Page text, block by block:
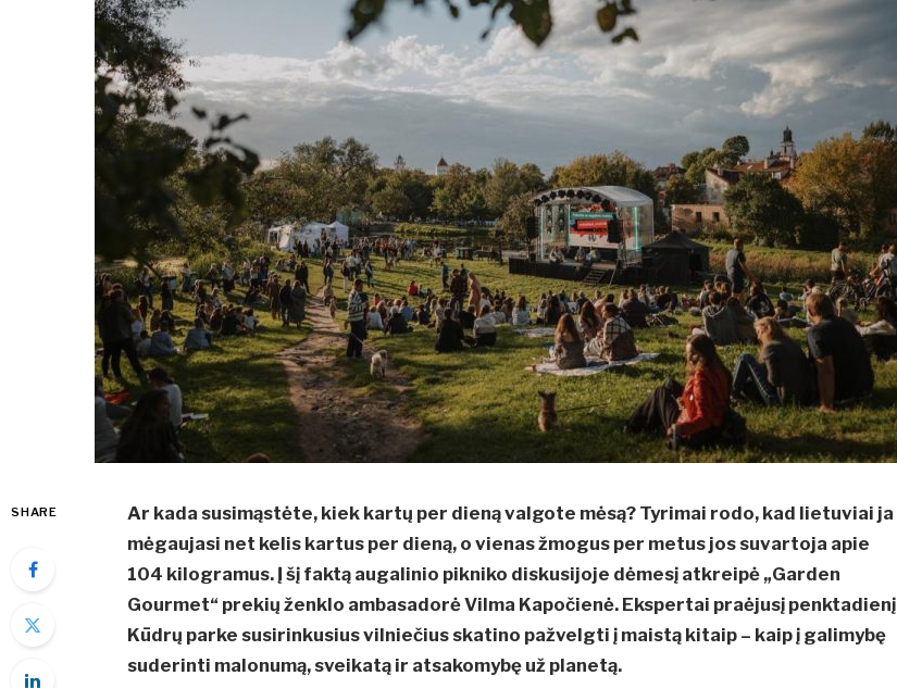
SHARE
Ar kada susimąstėte, kiek kartų per dieną valgote mėsą? Tyrimai rodo, kad lietuviai ja
mėgaujasi net kelis kartus per dieną, o vienas žmogus per metus jos suvartoja apie
104 kilogramus. Į šį faktą augalinio pikniko diskusijoje dėmesį atkreipė „Garden
Gourmet“ prekių ženklo ambasadorė Vilma Kapočienė. Ekspertai praėjusį penktadienį
Kūdrų parke susirinkusius vilniečius skatino pažvelgti į maistą kitaip – kaip į galimybę
suderinti malonumą, sveikatą ir atsakomybę už planetą.